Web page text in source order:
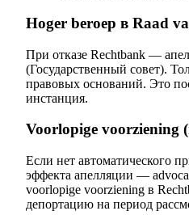
Hoger beroep в Raad
При отказе Rechtbank —
(Государственный совет).
правовых оснований. Это
инстанция.
Voorlopige voorziening
Если нет автоматического
эффекта апелляции —
voorlopige voorziening в
депортацию на период